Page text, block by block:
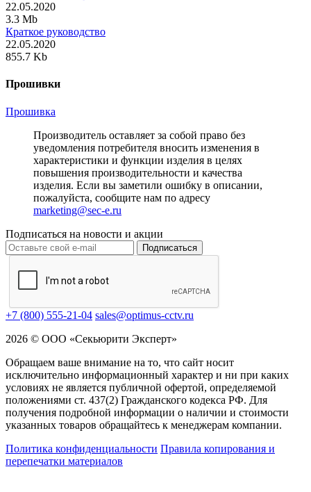
22.05.2020
3.3 Mb
Краткое руководство
22.05.2020
855.7 Kb
Прошивки
Прошивка
Производитель оставляет за собой право без
уведомления потребителя вносить изменения в
характеристики и функции изделия в целях
повышения производительности и качества
изделия. Если вы заметили ошибку в описании,
пожалуйста, сообщите нам по адресу
marketing@sec-e.ru
Подписаться на новости и акции
Подписаться
+7 (800) 555-21-04 sales@optimus-cctv.ru
2026 © ООО «Секьюрити Эксперт»
Обращаем ваше внимание на то, что сайт носит
исключительно информационный характер и ни при каких
условиях не является публичной офертой, определяемой
положениями ст. 437(2) Гражданского кодекса РФ. Для
получения подробной информации о наличии и стоимости
указанных товаров обращайтесь к менеджерам компании.
Политика конфиденциальности Правила копирования и
перепечатки материалов